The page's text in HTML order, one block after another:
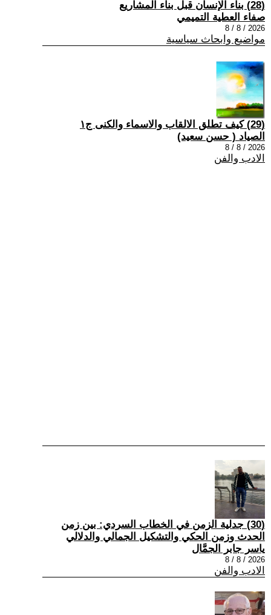
(28) بناء الإنسان قبل بناء المشاريع
صفاء العطية التميمي
2026 / 8 / 8
مواضيع وابحاث سياسية
(29) كيف تطلق الالقاب والاسماء والكنى ج١
الصياد ‏( حسن سعيد‏)
2026 / 8 / 8
الادب والفن
(30) جدلية الزمن في الخطاب السردي: بين زمن
الحدث وزمن الحكي والتشكيل الجمالي والدلالي
ياسر جابر الجمَّال
2026 / 8 / 8
الادب والفن